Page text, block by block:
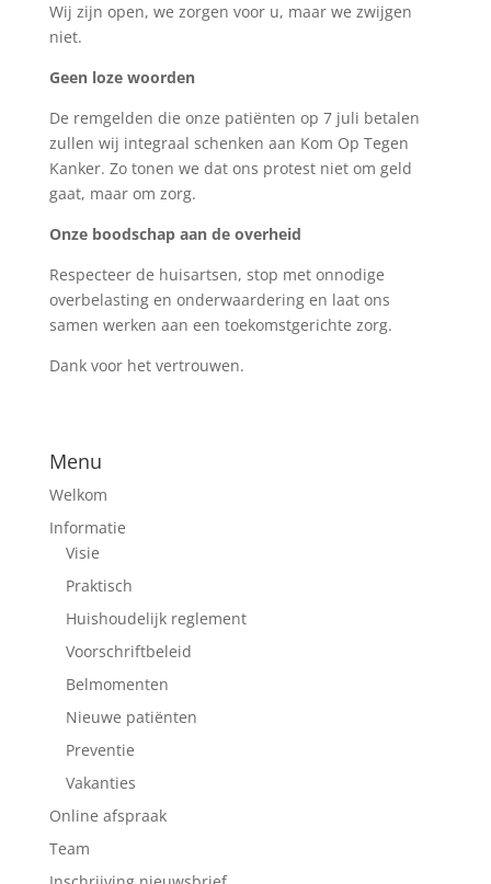
Wij zijn open, we zorgen voor u, maar we zwijgen
niet.
Geen loze woorden
De remgelden die onze patiënten op 7 juli betalen
zullen wij integraal schenken aan Kom Op Tegen
Kanker. Zo tonen we dat ons protest niet om geld
gaat, maar om zorg.
Onze boodschap aan de overheid
Respecteer de huisartsen, stop met onnodige
overbelasting en onderwaardering en laat ons
samen werken aan een toekomstgerichte zorg.
Dank voor het vertrouwen.
Menu
Welkom
Informatie
Visie
Praktisch
Huishoudelijk reglement
Voorschriftbeleid
Belmomenten
Nieuwe patiënten
Preventie
Vakanties
Online afspraak
Team